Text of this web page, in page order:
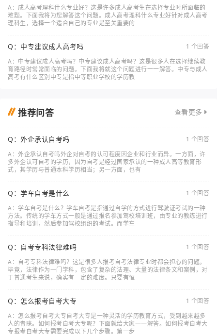
A：成人高考理科什么专业好？这是许多成人高考生在选择专业时所面临的
难题。下面我将为您解答这个问题。成人高考理科什么专业好针对成人高考
理科生，选择一个适合自己的专业是至关重要的
Q：中专建议成人高考吗
1 个回答
A：中专建议成人高考吗？中专建议成人高考吗？这是很多人在选择继续教
育路径时常常面临的问题。下面我将就这个问题进行一一解答。中专与成人
高考有什么区别中专是指中等职业学校的学历教
推荐问答 查看更多
Q：外企承认自考吗
1 个回答
A：外企承认自考吗外企对自考的认可程度因企业和行业而异。一方面，许
多外企认可自考的学历，因为自考是经过国家承认的一种成人高等教育形
式，其学历与普通本科学历相当；另一方面，也有
Q：学车自考是什么
1 个回答
A：学车自考是什么？学车自考是指通过自学的方式进行驾驶证考试的一种
方法。传统的学车方式一般是通过报名参加驾校培训班，由专业的教练进行
指导和培训，然后参加驾校组织的考试。而学车
Q：自考专科法律难吗
1 个回答
A：自考专科法律难吗？这是很多人报考自考法律专业时都会担心的问题。
毕竟，法律作为一门学科，包含了复杂的法理、大量的法律条文和案例，对
于普通考生来说，确实有一定的难度。只要有恒
Q：怎么报考自考大专
1 个回答
A：怎么报考自考大专自考大专是一种灵活的学历教育方式，受到越来越多
人的青睐。如何报考自考大专呢？下面就给大家一一解答。如何报考自考大
专报考自考大专需要完成以下几个步骤。第一步